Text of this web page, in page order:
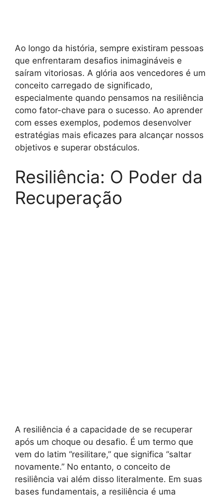
Ao longo da história, sempre existiram pessoas
que enfrentaram desafios inimagináveis e
saíram vitoriosas. A glória aos vencedores é um
conceito carregado de significado,
especialmente quando pensamos na resiliência
como fator-chave para o sucesso. Ao aprender
com esses exemplos, podemos desenvolver
estratégias mais eficazes para alcançar nossos
objetivos e superar obstáculos.
Resiliência: O Poder da
Recuperação
A resiliência é a capacidade de se recuperar
após um choque ou desafio. É um termo que
vem do latim “resilitare,” que significa “saltar
novamente.” No entanto, o conceito de
resiliência vai além disso literalmente. Em suas
bases fundamentais, a resiliência é uma